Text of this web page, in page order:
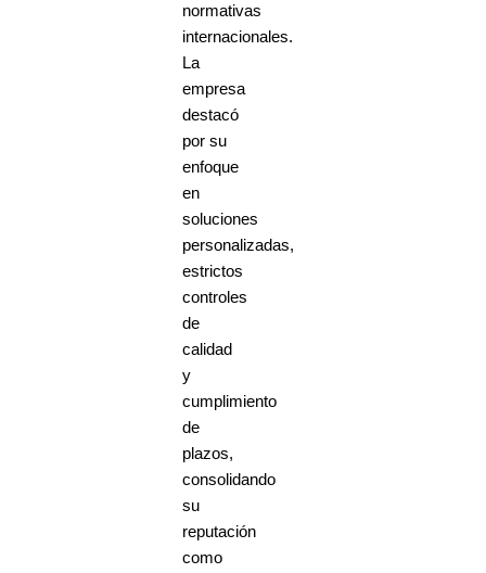
normativas
internacionales.
La
empresa
destacó
por su
enfoque
en
soluciones
personalizadas,
estrictos
controles
de
calidad
y
cumplimiento
de
plazos,
consolidando
su
reputación
como